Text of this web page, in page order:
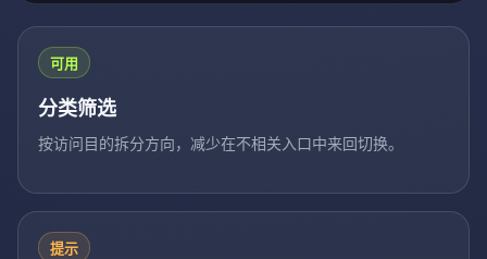
可用
分类筛选
按访问目的拆分方向，减少在不相关入口中来回切换。
提示